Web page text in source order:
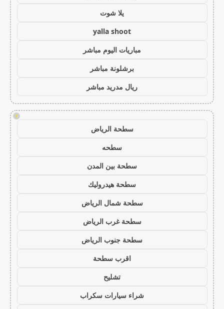
يلا شوت
yalla shoot
مباريات اليوم مباشر
برشلونة مباشر
ريال مدريد مباشر
!
سطحة الرياض
سطحه
سطحة بين المدن
سطحة هيدروليك
سطحة شمال الرياض
سطحة غرب الرياض
سطحة جنوب الرياض
اقرب سطحة
تشليح
شراء سيارات سكراب